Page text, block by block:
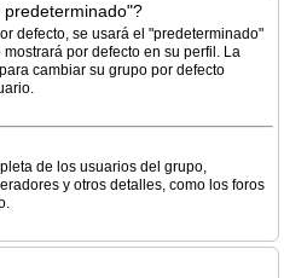
defecto, se usará el "predeterminado"
por defecto en su perfil. La
cambiar su grupo por defecto
de los usuarios del grupo,
y otros detalles, como los foros